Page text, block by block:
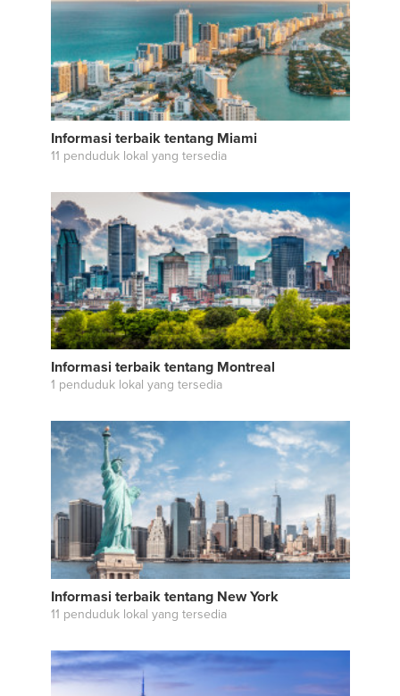
Informasi terbaik tentang Miami
11 penduduk lokal yang tersedia
Informasi terbaik tentang Montreal
1 penduduk lokal yang tersedia
Informasi terbaik tentang New York
11 penduduk lokal yang tersedia